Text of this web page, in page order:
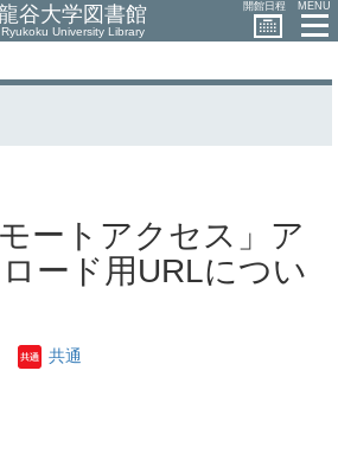
谷大学図書館
Ryukoku University Library
開館日程 MENU
モートアクセス」ア
ード用URLについ
共通